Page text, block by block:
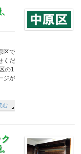
区で
くだ
の1
ジが
む